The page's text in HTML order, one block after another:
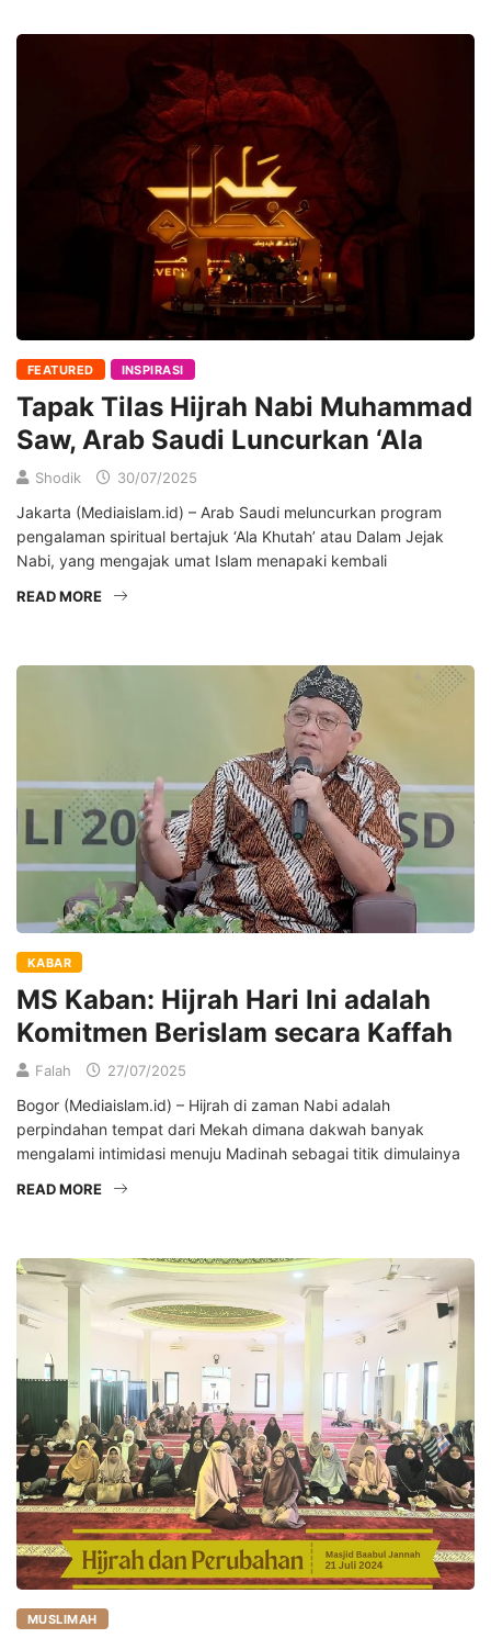
FEATURED INSPIRASI
Tapak Tilas Hijrah Nabi Muhammad
Saw, Arab Saudi Luncurkan ‘Ala
Shodik 30/07/2025
Jakarta (Mediaislam.id) – Arab Saudi meluncurkan program
pengalaman spiritual bertajuk ‘Ala Khutah’ atau Dalam Jejak
Nabi, yang mengajak umat Islam menapaki kembali
READ MORE
KABAR
MS Kaban: Hijrah Hari Ini adalah
Komitmen Berislam secara Kaffah
Falah 27/07/2025
Bogor (Mediaislam.id) – Hijrah di zaman Nabi adalah
perpindahan tempat dari Mekah dimana dakwah banyak
mengalami intimidasi menuju Madinah sebagai titik dimulainya
READ MORE
MUSLIMAH